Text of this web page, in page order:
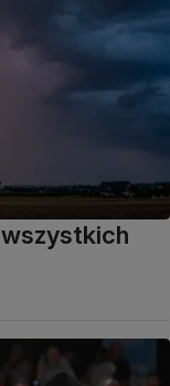
wszystkich